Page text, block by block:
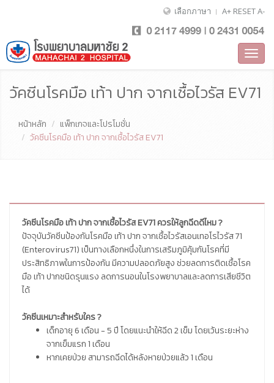
เลือกภาษา A+ RESETA-
วัคซีนโรคมือ เท้า ปาก จากเชื้อไวรัส EV71
หน้าหลัก
แพ็กเกจและโปรโมชั่น
วัคซีนโรคมือ เท้า ปาก จากเชื้อไวรัส EV71
วัคซีนโรคมือ เท้า ปาก จากเชื้อไวรัส EV71 ควรให้ลูกฉีดดีไหม ?
ปัจจุบันวัคซีนป้องกันโรคมือ เท้า ปาก จากเชื้อไวรัสเอนเทอโรไวรัส 71
(Enterovirus71) เป็นทางเลือกหนึ่งในการเสริมภูมิคุ้มกันโรคที่มี
ประสิทธิภาพในการป้องกัน มีความปลอดภัยสูง ช่วยลดการติดเชื้อโรค
มือ เท้า ปากชนิดรุนแรง ลดการนอนในโรงพยาบาลและลดการเสียชีวิต
ได้
วัคซีนเหมาะสำหรับใคร ?
เด็กอายุ 6 เดือน - 5 ปี โดยแนะนำให้ฉีด 2 เข็ม โดยเว้นระยะห่าง
จากเข็มแรก 1 เดือน
หากเคยป่วย สามารถฉีดได้หลังหายป่วยแล้ว 1 เดือน